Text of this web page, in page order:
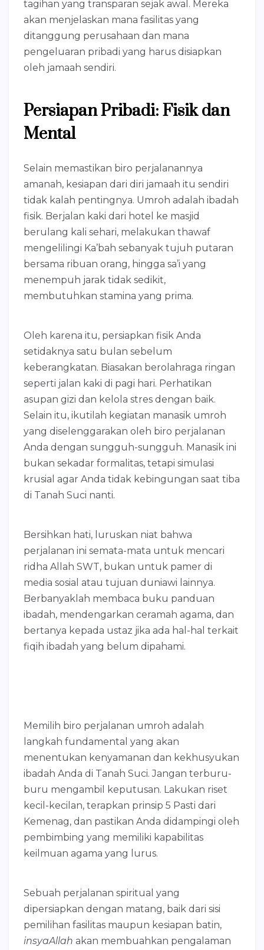
tagihan yang transparan sejak awal. Mereka
akan menjelaskan mana fasilitas yang
ditanggung perusahaan dan mana
pengeluaran pribadi yang harus disiapkan
oleh jamaah sendiri.
Persiapan Pribadi: Fisik dan
Mental
Selain memastikan biro perjalanannya
amanah, kesiapan dari diri jamaah itu sendiri
tidak kalah pentingnya. Umroh adalah ibadah
fisik. Berjalan kaki dari hotel ke masjid
berulang kali sehari, melakukan thawaf
mengelilingi Ka’bah sebanyak tujuh putaran
bersama ribuan orang, hingga sa’i yang
menempuh jarak tidak sedikit,
membutuhkan stamina yang prima.
Oleh karena itu, persiapkan fisik Anda
setidaknya satu bulan sebelum
keberangkatan. Biasakan berolahraga ringan
seperti jalan kaki di pagi hari. Perhatikan
asupan gizi dan kelola stres dengan baik.
Selain itu, ikutilah kegiatan manasik umroh
yang diselenggarakan oleh biro perjalanan
Anda dengan sungguh-sungguh. Manasik ini
bukan sekadar formalitas, tetapi simulasi
krusial agar Anda tidak kebingungan saat tiba
di Tanah Suci nanti.
Bersihkan hati, luruskan niat bahwa
perjalanan ini semata-mata untuk mencari
ridha Allah SWT, bukan untuk pamer di
media sosial atau tujuan duniawi lainnya.
Berbanyaklah membaca buku panduan
ibadah, mendengarkan ceramah agama, dan
bertanya kepada ustaz jika ada hal-hal terkait
fiqih ibadah yang belum dipahami.
Memilih biro perjalanan umroh adalah
langkah fundamental yang akan
menentukan kenyamanan dan kekhusyukan
ibadah Anda di Tanah Suci. Jangan terburu-
buru mengambil keputusan. Lakukan riset
kecil-kecilan, terapkan prinsip 5 Pasti dari
Kemenag, dan pastikan Anda didampingi oleh
pembimbing yang memiliki kapabilitas
keilmuan agama yang lurus.
Sebuah perjalanan spiritual yang
dipersiapkan dengan matang, baik dari sisi
pemilihan fasilitas maupun kesiapan batin,
insyaAllah akan membuahkan pengalaman